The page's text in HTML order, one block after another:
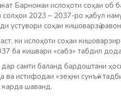
Барномаи ислоҳоти соҳаи об
2023 – 2037-ро қабул
устувори соҳаи кишоварзӣ
ки ислоҳоти соҳаи
ба кишвари «сабз» табдил
самти баланд бардоштани
ва истифодаи «зеҳни сунъӣ»
карда шаванд.